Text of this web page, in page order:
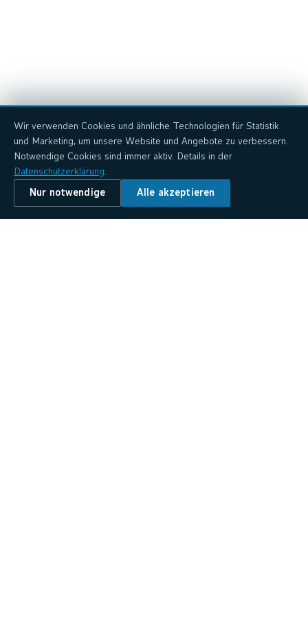
Wir verwenden Cookies und ähnliche Technologien für Statistik
und Marketing, um unsere Website und Angebote zu verbessern.
Notwendige Cookies sind immer aktiv. Details in der
Datenschutzerklärung.
Nur notwendige Alle akzeptieren